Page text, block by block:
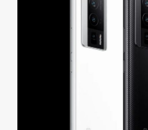
VAIHDA TEEMA